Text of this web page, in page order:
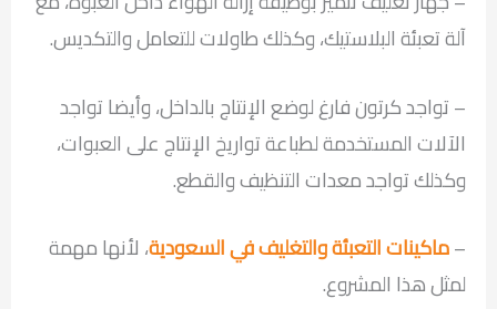
آلة تعبئة البلاستيك، وكذلك طاولات للتعامل والتكديس.
– تواجد كرتون فارغ لوضع الإنتاج بالداخل، وأيضا تواجد
الآلات المستخدمة لطباعة تواريخ الإنتاج على العبوات،
وكذلك تواجد معدات التنظيف والقطع.
–ماكينات التعبئة والتغليف في السعودية، لأنها مهمة
لمثل هذا المشروع.